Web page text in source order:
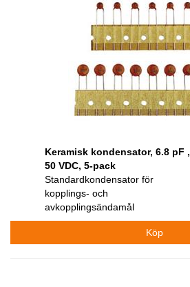
Keramisk kondensator, 6.8 pF ,
50 VDC, 5-pack
Standardkondensator för
kopplings- och
avkopplingsändamål